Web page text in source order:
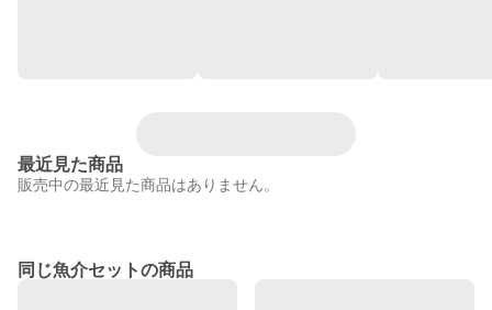
最近見た商品
販売中の最近見た商品はありません。
同じ魚介セットの商品